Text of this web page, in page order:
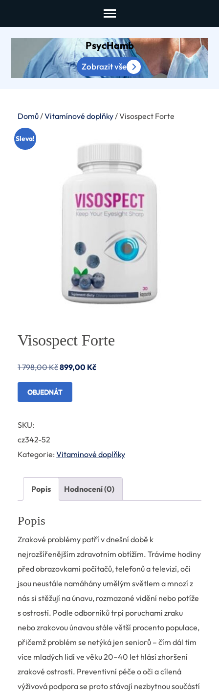
content
PsycHamb
Zobrazit vše
Domů/Vitamínové doplňky/ Visospect Forte
Sleva!
Visospect Forte
1 798,00KčPůvodní
cena
byla:
899,00 KčAktuální
OBJEDNÁT
SKU:
cz342-52
Kategorie: Vitamínové doplňky
Popis Hodnocení (0)
Popis
Zrakové problémy patří v dnešní době k
nejrozšířenějším zdravotním obtížím. Trávíme hodiny
před obrazovkami počítačů, telefonů a televizí, oči
jsou neustále namáhány umělým světlem a mnozí z
nás si stěžují na únavu, rozmazané vidění nebo potíže
s ostrostí. Podle odborníků trpí poruchami zraku
nebo zrakovou únavou stále větší procento populace,
přičemž problém se netýká jen seniorů – čím dál tím
více mladých lidí ve věku 20–40 let hlásí zhoršení
zrakové ostrosti. Preventivní péče o oči a cílená
výživová podpora se proto stávají nezbytnou součástí